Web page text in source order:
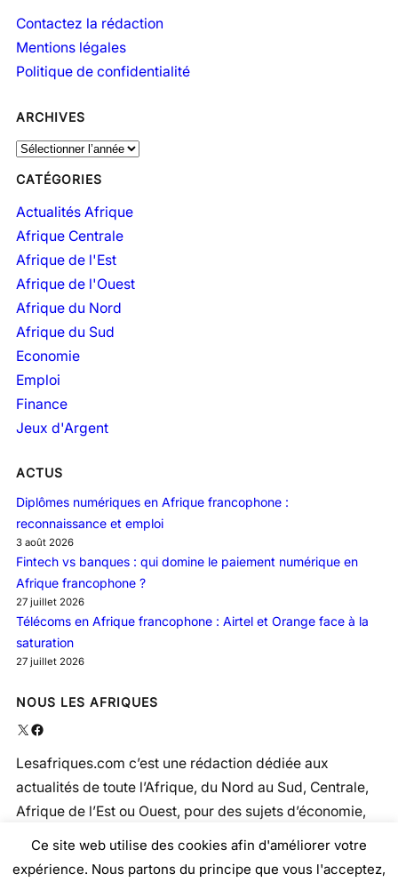
Contactez la rédaction
Mentions légales
Politique de confidentialité
ARCHIVES
A
c
h
v
CATÉGORIES
Actualités Afrique
Afrique Centrale
Afrique de l'Est
Afrique de l'Ouest
Afrique du Nord
Afrique du Sud
Economie
Emploi
Finance
Jeux d'Argent
ACTUS
Diplômes numériques en Afrique francophone :
reconnaissance et emploi
3 août 2026
Fintech vs banques : qui domine le paiement numérique en
Afrique francophone ?
27 juillet 2026
Télécoms en Afrique francophone : Airtel et Orange face à la
saturation
27 juillet 2026
NOUS LES AFRIQUES
X Facebook
Lesafriques.com c’est une rédaction dédiée aux
actualités de toute l’Afrique, du Nord au Sud, Centrale,
Afrique de l’Est ou Ouest, pour des sujets d’économie,
politique, social, santé …
Ce site web utilise des cookies afin d'améliorer votre
expérience. Nous partons du principe que vous l'acceptez,